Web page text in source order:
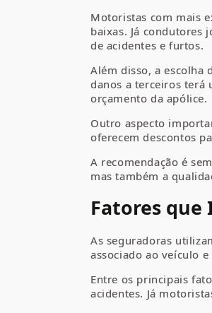
Motoristas com mais
baixas. Já condutores
de acidentes e furtos.
Além disso, a escolha
danos a terceiros terá
orçamento da apólice.
Outro aspecto
oferecem descontos
A recomendação é
mas também a
Fatores que
As seguradoras
associado ao veículo
Entre os principais
acidentes. Já